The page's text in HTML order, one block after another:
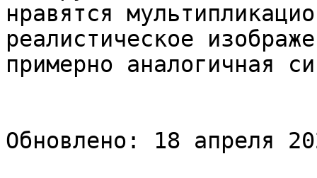
нравятся
реалистическое
примерно аналогичная
Обновлено: 18 апреля